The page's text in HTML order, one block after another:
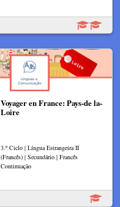
Voyager en France: Pays-de la-
Loire
3.º Ciclo | Língua Estrangeira II
(Francês) | Secundário | Francês
Continuação